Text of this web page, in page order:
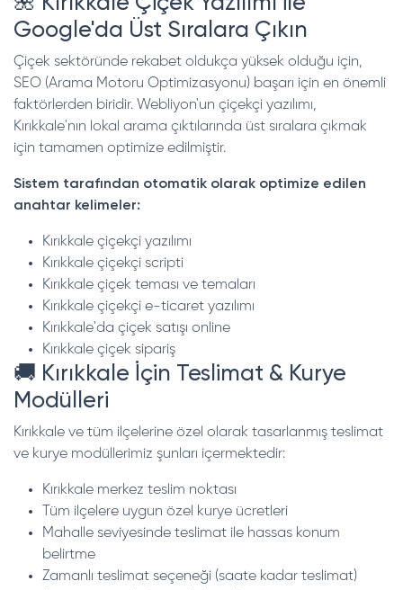
Google'da Üst Sıralara Çıkın
Çiçek sektöründe rekabet oldukça yüksek olduğu için,
SEO (Arama Motoru Optimizasyonu) başarı için en önemli
faktörlerden biridir. Webliyon'un çiçekçi yazılımı,
Kırıkkale'nın lokal arama çıktılarında üst sıralara çıkmak
için tamamen optimize edilmiştir.
Sistem tarafından otomatik olarak optimize edilen
anahtar kelimeler:
Kırıkkale çiçekçi yazılımı
Kırıkkale çiçekçi scripti
Kırıkkale çiçek teması ve temaları
Kırıkkale çiçekçi e-ticaret yazılımı
Kırıkkale'da çiçek satışı online
Kırıkkale çiçek sipariş
🚚 Kırıkkale İçin Teslimat & Kurye
Modülleri
Kırıkkale ve tüm ilçelerine özel olarak tasarlanmış teslimat
ve kurye modüllerimiz şunları içermektedir:
Kırıkkale merkez teslim noktası
Tüm ilçelere uygun özel kurye ücretleri
Mahalle seviyesinde teslimat ile hassas konum
belirtme
Zamanlı teslimat seçeneği (saate kadar teslimat)